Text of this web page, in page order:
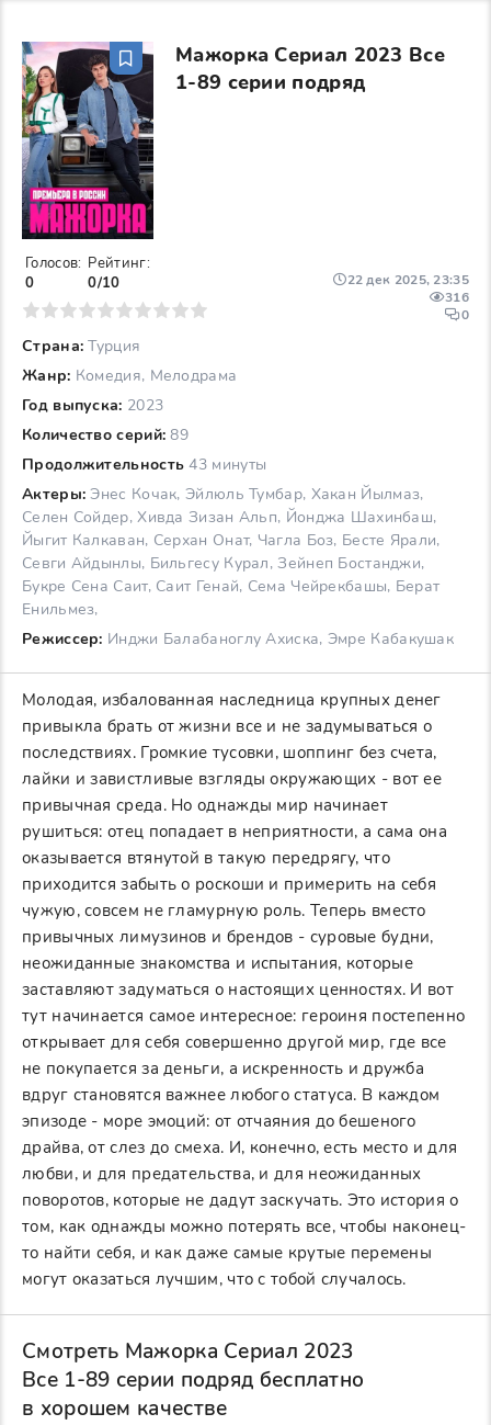
Мажорка Сериал 2023 Все
1-89 серии подряд
Страна: Турция
Жанр: Комедия, Мелодрама
Год выпуска: 2023
Количество серий: 89
Продолжительность 43 минуты
Актеры: Энес Кочак, Эйлюль Тумбар, Хакан Йылмаз,
Селен Сойдер, Хивда Зизан Альп, Йонджа Шахинбаш,
Йыгит Калкаван, Серхан Онат, Чагла Боз, Бесте Ярали,
Севги Айдынлы, Бильгесу Курал, Зейнеп Бостанджи,
Букре Сена Саит, Саит Генай, Сема Чейрекбашы, Берат
Енильмез,
Режиссер: Инджи Балабаноглу Ахиска, Эмре Кабакушак
22 дек 2025, 23:35
316
0
Голосов:
0
Рейтинг:
0/10
7 8 9 10
Молодая, избалованная наследница крупных денег
привыкла брать от жизни все и не задумываться о
последствиях. Громкие тусовки, шоппинг без счета,
лайки и завистливые взгляды окружающих - вот ее
привычная среда. Но однажды мир начинает
рушиться: отец попадает в неприятности, а сама она
оказывается втянутой в такую передрягу, что
приходится забыть о роскоши и примерить на себя
чужую, совсем не гламурную роль. Теперь вместо
привычных лимузинов и брендов - суровые будни,
неожиданные знакомства и испытания, которые
заставляют задуматься о настоящих ценностях. И вот
тут начинается самое интересное: героиня постепенно
открывает для себя совершенно другой мир, где все
не покупается за деньги, а искренность и дружба
вдруг становятся важнее любого статуса. В каждом
эпизоде - море эмоций: от отчаяния до бешеного
драйва, от слез до смеха. И, конечно, есть место и для
любви, и для предательства, и для неожиданных
поворотов, которые не дадут заскучать. Это история о
том, как однажды можно потерять все, чтобы наконец-
то найти себя, и как даже самые крутые перемены
могут оказаться лучшим, что с тобой случалось.
Смотреть Мажорка Сериал 2023
Все 1-89 серии подряд бесплатно
в хорошем качестве